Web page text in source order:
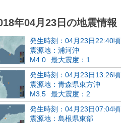
年04月23日の地震情報
発生時刻：04月23日22:40頃
震源地：浦河沖
M4.0
最大震度：1
発生時刻：04月23日13:26頃
震源地：青森県東方沖
M3.5
最大震度：2
発生時刻：04月23日07:04頃
震源地：島根県東部